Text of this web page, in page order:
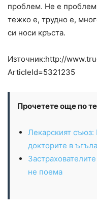
проблем. Не е проблем
тежко е, трудно е,
си носи кръста.
Източник:http://
ArticleId=5321235
Прочетете още по
Лекарският
докторите в ъгъла
не поема